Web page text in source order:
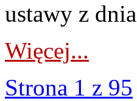
ustawy z
Więcej...
Strona 1 z 95